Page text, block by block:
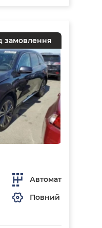
замовлення
Автомат
Повний